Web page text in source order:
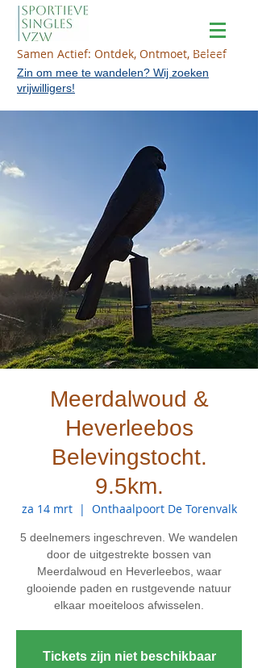
Samen Actief: Ontdek, Ontmoet, Beleef
Zin om mee te wandelen? Wij zoeken
vrijwilligers!
Meerdalwoud &
Heverleebos
Belevingstocht.
9.5km.
za 14 mrt
  |
Onthaalpoort De Torenvalk
5 deelnemers ingeschreven. We wandelen
door de uitgestrekte bossen van
Meerdalwoud en Heverleebos, waar
glooiende paden en rustgevende natuur
elkaar moeiteloos afwisselen.
Tickets zijn niet beschikbaar